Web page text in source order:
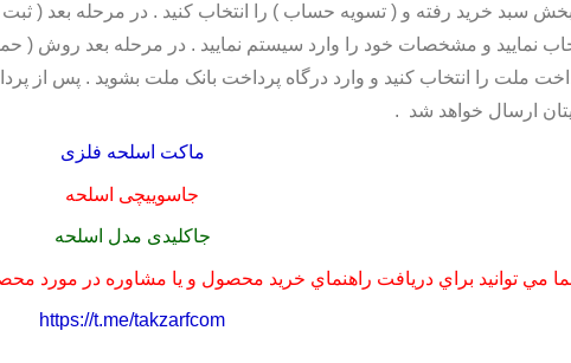
سبد خريد رفته و ( تسويه حساب ) را انتخاب کنيد . در مرحله بعد ( ثبت
نماييد و مشخصات خود را وارد سيستم نماييد . در مرحله بعد روش (
ملت را انتخاب کنيد و وارد درگاه پرداخت بانک ملت بشويد . پس
ارسال خواهد شد .
ماکت اسلحه فلزی
جاسوییچی اسلحه
جاکلیدی مدل اسلحه
مي توانيد براي دريافت راهنماي خريد محصول و يا مشاوره در مورد
https://t.me/takzarfcom